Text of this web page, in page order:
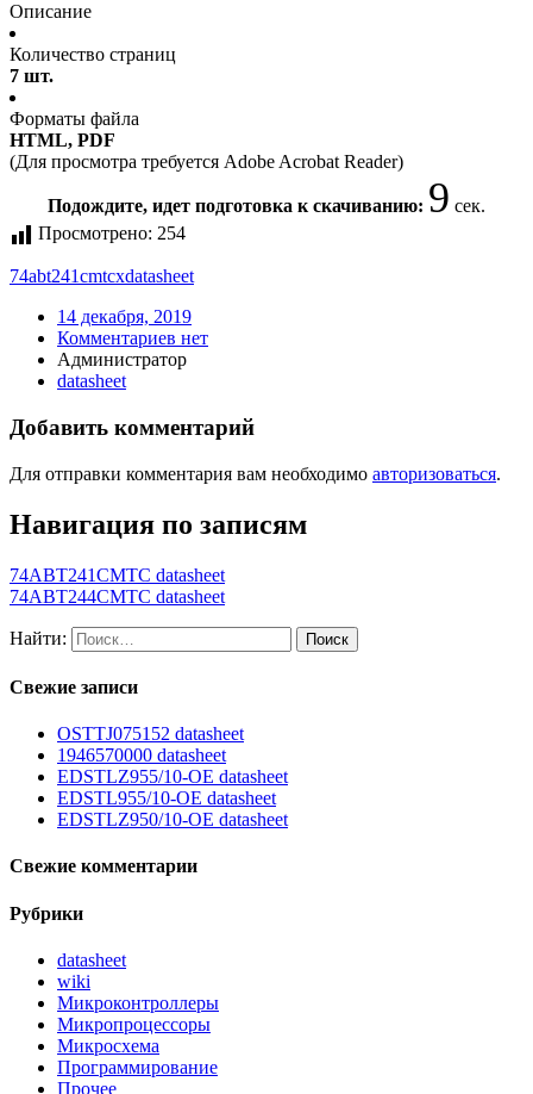
Описание
Количество страниц
7 шт.
Форматы файла
HTML, PDF
(Для просмотра требуется Adobe Acrobat Reader)
Подождите, идет подготовка к скачиванию: 9 сек.
Просмотрено: 254
74abt241cmtcxdatasheet
14 декабря, 2019
Комментариев нет
Администратор
datasheet
Добавить комментарий
Для отправки комментария вам необходимо авторизоваться.
Навигация по записям
74ABT241CMTC datasheet
74ABT244CMTC datasheet
Найти:
Свежие записи
OSTTJ075152 datasheet
1946570000 datasheet
EDSTLZ955/10-OE datasheet
EDSTL955/10-OE datasheet
EDSTLZ950/10-OE datasheet
Свежие комментарии
Рубрики
datasheet
wiki
Микроконтроллеры
Микропроцессоры
Микросхема
Программирование
Прочее